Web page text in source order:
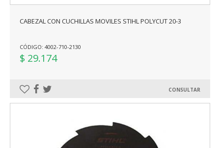
CABEZAL CON CUCHILLAS MOVILES STIHL POLYCUT 20-3
CÓDIGO: 4002-710-2130
$ 29.174
CONSULTAR